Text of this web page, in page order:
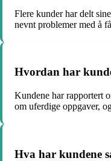
Flere kunder har delt
nevnt problemer med å
Hvordan har
Kundene har rapportert
om uferdige oppgaver,
Hva har kundene